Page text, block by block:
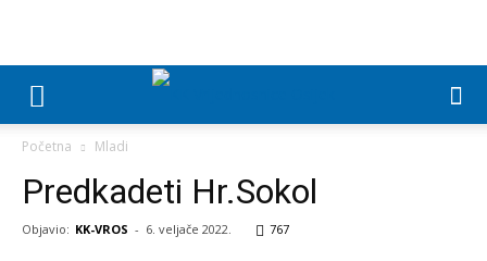
Početna Mladi
Predkadeti Hr.Sokol
Objavio: KK-VROS - 6. veljače 2022. 767